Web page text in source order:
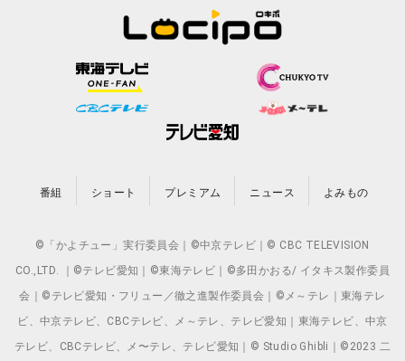
番組 ショート プレミアム ニュース よみもの
©「かよチュー」実行委員会｜©中京テレビ｜© CBC TELEVISION
CO.,LTD. ｜©テレビ愛知｜©東海テレビ｜©多田かおる/ イタキス製作委員
会｜©テレビ愛知・フリュー／徹之進製作委員会｜©メ～テレ｜東海テレ
ビ、中京テレビ、CBCテレビ、メ～テレ、テレビ愛知｜東海テレビ、中京
テレビ、CBCテレビ、メ〜テレ、テレビ愛知｜© Studio Ghibli｜©2023 二